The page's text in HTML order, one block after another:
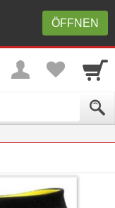
ÖFFNEN